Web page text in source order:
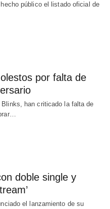
público el listado oficial de
por falta de
han criticado la falta de
doble single y
el lanzamiento de su